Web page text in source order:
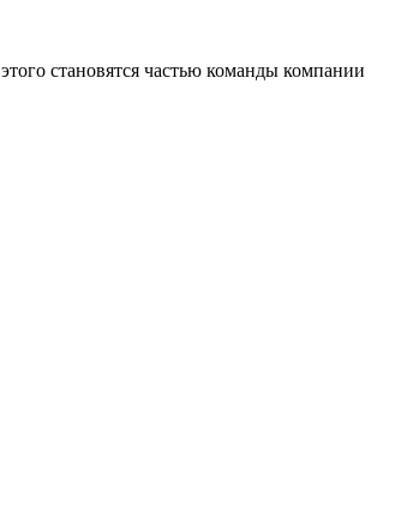
становятся частью команды компании